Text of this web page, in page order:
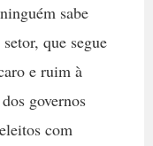
sabe
que segue
e ruim à
governos
com